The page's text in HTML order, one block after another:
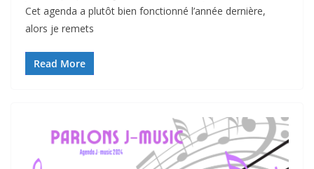
Cet agenda a plutôt bien fonctionné l’année dernière,
alors je remets
Read More